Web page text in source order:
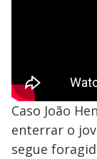
Caso João
enterrar o
segue